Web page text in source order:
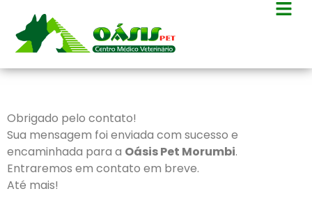
Obrigado pelo contato!
Sua mensagem foi enviada com sucesso e
encaminhada para a Oásis Pet Morumbi.
Entraremos em contato em breve.
Até mais!